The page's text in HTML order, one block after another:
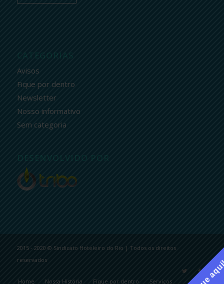
CATEGORIAS
Avisos
Fique por dentro
Newsletter
Nosso informativo
Sem categoria
DESENVOLVIDO POR
2015 - 2020 © Sindicato Hoteleiro do Rio | Todos os direitos
reservados
Home Nossa História Fique por dentro Serviços